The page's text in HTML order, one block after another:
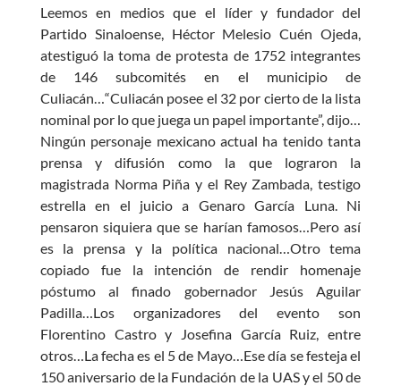
Leemos en medios que el líder y fundador del
Partido Sinaloense, Héctor Melesio Cuén Ojeda,
atestiguó la toma de protesta de 1752 integrantes
de 146 subcomités en el municipio de
Culiacán…“Culiacán posee el 32 por cierto de la lista
nominal por lo que juega un papel importante”, dijo…
Ningún personaje mexicano actual ha tenido tanta
prensa y difusión como la que lograron la
magistrada Norma Piña y el Rey Zambada, testigo
estrella en el juicio a Genaro García Luna. Ni
pensaron siquiera que se harían famosos…Pero así
es la prensa y la política nacional…Otro tema
copiado fue la intención de rendir homenaje
póstumo al finado gobernador Jesús Aguilar
Padilla…Los organizadores del evento son
Florentino Castro y Josefina García Ruiz, entre
otros…La fecha es el 5 de Mayo…Ese día se festeja el
150 aniversario de la Fundación de la UAS y el 50 de